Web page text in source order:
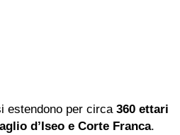
estendono per circa 360 ettari
d’Iseo e Corte Franca.